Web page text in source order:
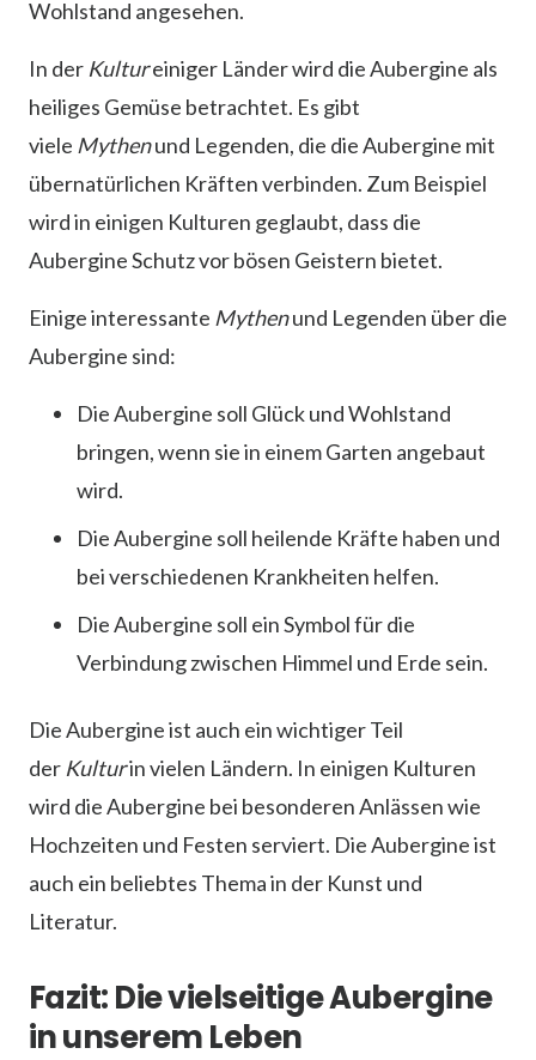
Wohlstand angesehen.
In der Kultureiniger Länder wird die Aubergine als
heiliges Gemüse betrachtet. Es gibt
viele Mythenund Legenden, die die Aubergine mit
übernatürlichen Kräften verbinden. Zum Beispiel
wird in einigen Kulturen geglaubt, dass die
Aubergine Schutz vor bösen Geistern bietet.
Einige interessante Mythenund Legenden über die
Aubergine sind:
Die Aubergine soll Glück und Wohlstand
bringen, wenn sie in einem Garten angebaut
wird.
Die Aubergine soll heilende Kräfte haben und
bei verschiedenen Krankheiten helfen.
Die Aubergine soll ein Symbol für die
Verbindung zwischen Himmel und Erde sein.
Die Aubergine ist auch ein wichtiger Teil
der Kulturin vielen Ländern. In einigen Kulturen
wird die Aubergine bei besonderen Anlässen wie
Hochzeiten und Festen serviert. Die Aubergine ist
auch ein beliebtes Thema in der Kunst und
Literatur.
Fazit: Die vielseitige Aubergine
in unserem Leben